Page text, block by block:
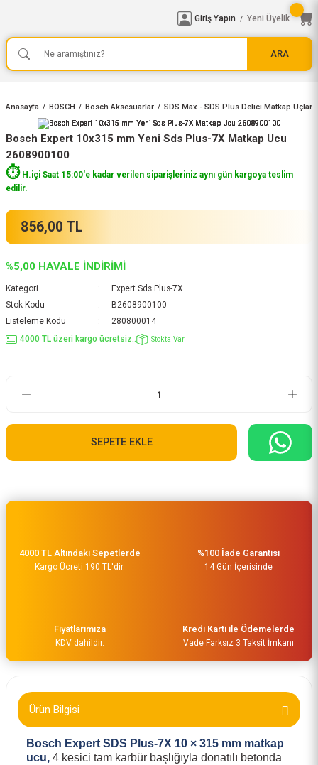
ARA
Giriş Yapın / Yeni Üyelik
Anasayfa BOSCH Bosch Aksesuarlar SDS Max - SDS Plus Delici Matkap Uçları
Bosch Expert 10x315 mm Yeni Sds Plus-7X Matkap Ucu
2608900100
⏱️H.içi Saat 15:00'e kadar verilen siparişleriniz aynı gün kargoya teslim
edilir.
856,00 TL
%5,00 HAVALE İNDİRİMİ
Kategori
Expert Sds Plus-7X
Stok Kodu
B2608900100
Listeleme Kodu
280800014
4000 TL üzeri kargo ücretsiz..
Stokta Var
SEPETE EKLE
4000 TL Altındaki Sepetlerde
Kargo Ücreti 190 TL'dir.
%100 İade Garantisi
14 Gün İçerisinde
Fiyatlarımıza
KDV dahildir.
Kredi Karti ile Ödemelerde
Vade Farksız 3 Taksit İmkanı
Ürün Bilgisi
Bosch Expert SDS Plus‑7X 10 × 315 mm matkap
ucu, 4 kesici tam karbür başlığıyla donatılı betonda